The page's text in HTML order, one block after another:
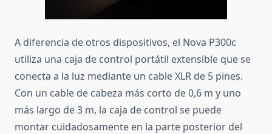
A diferencia de otros dispositivos, el Nova P300c
utiliza una caja de control portátil extensible que se
conecta a la luz mediante un cable XLR de 5 pines.
Con un cable de cabeza más corto de 0,6 m y uno
más largo de 3 m, la caja de control se puede
montar cuidadosamente en la parte posterior del